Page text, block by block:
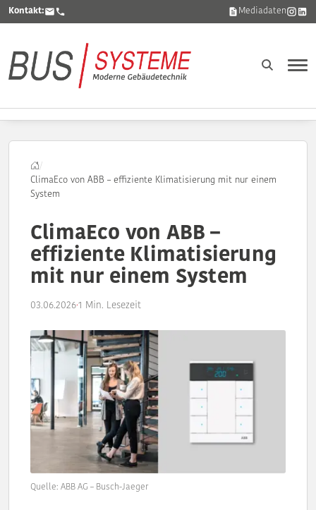
Kontakt: Mediadaten
/
ClimaEco von ABB – effiziente Klimatisierung mit nur einem
System
ClimaEco von ABB –
effiziente Klimatisierung
mit nur einem System
03.06.2026·1 Min. Lesezeit
Quelle: ABB AG – Busch-Jaeger